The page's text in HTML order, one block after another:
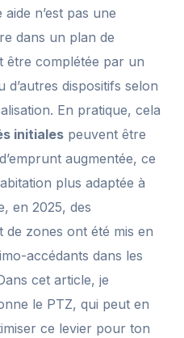
n’est pas une
dans un plan de
être complétée par un
dispositifs selon
En pratique, cela
initiales peuvent être
augmentée, ce
plus adaptée à
en 2025, des
de zones ont été mis en
accédants dans les
cet article, je
le PTZ, qui peut en
ce levier pour ton